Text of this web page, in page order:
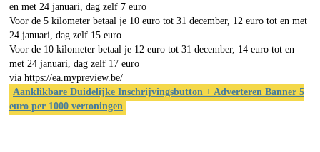
en met 24 januari, dag zelf 7 euro
Voor de 5 kilometer betaal je 10 euro tot 31 december, 12 euro tot en met
24 januari, dag zelf 15 euro
Voor de 10 kilometer betaal je 12 euro tot 31 december, 14 euro tot en
met 24 januari, dag zelf 17 euro
via https://ea.mypreview.be/
Aanklikbare Duidelijke Inschrijvingsbutton + Adverteren Banner 5
euro per 1000 vertoningen